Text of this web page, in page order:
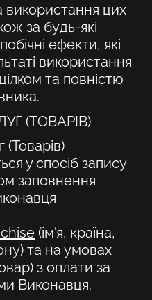
використання цих
за будь-які
ефекти, які
використання
та повністю
(ТОВАРІВ)
у спосіб запису
заповнення
(ім'я, країна,
та на умовах
з оплати за
Виконавця.